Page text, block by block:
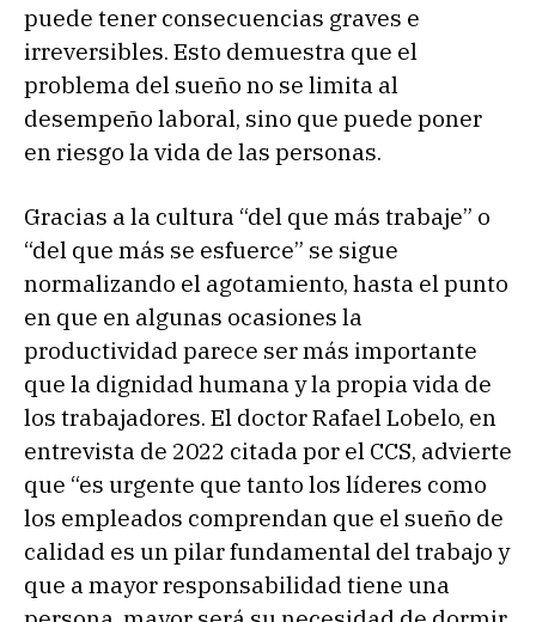
puede tener consecuencias graves e
irreversibles. Esto demuestra que el
problema del sueño no se limita al
desempeño laboral, sino que puede poner
en riesgo la vida de las personas.
Gracias a la cultura “del que más trabaje” o
“del que más se esfuerce” se sigue
normalizando el agotamiento, hasta el punto
en que en algunas ocasiones la
productividad parece ser más importante
que la dignidad humana y la propia vida de
los trabajadores. El doctor Rafael Lobelo, en
entrevista de 2022 citada por el CCS, advierte
que “es urgente que tanto los líderes como
los empleados comprendan que el sueño de
calidad es un pilar fundamental del trabajo y
que a mayor responsabilidad tiene una